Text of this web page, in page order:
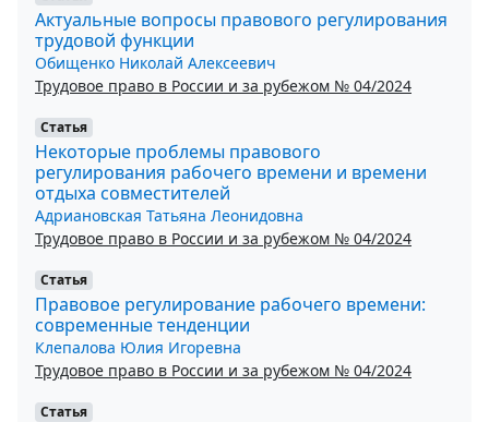
Актуальные вопросы правового регулирования
трудовой функции
Обищенко Николай Алексеевич
Трудовое право в России и за рубежом № 04/2024
Статья
Некоторые проблемы правового
регулирования рабочего времени и времени
отдыха совместителей
Адриановская Татьяна Леонидовна
Трудовое право в России и за рубежом № 04/2024
Статья
Правовое регулирование рабочего времени:
современные тенденции
Клепалова Юлия Игоревна
Трудовое право в России и за рубежом № 04/2024
Статья